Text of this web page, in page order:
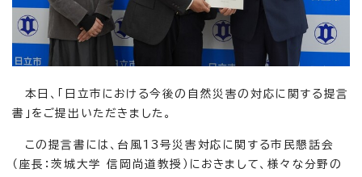
本日、「日立市における今後の自然災害の対応に関する提言
書」をご提出いただきました。
この提言書には、台風13号災害対応に関する市民懇話会
（座長：茨城大学 信岡尚道教授）におきまして、様々な分野の